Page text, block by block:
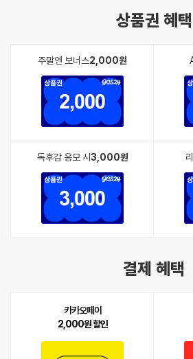
상품권 혜택
주말엔 보너스2,000원
독후감 응모 시3,000원
결제 혜택
카카오페이
2,000원 할인